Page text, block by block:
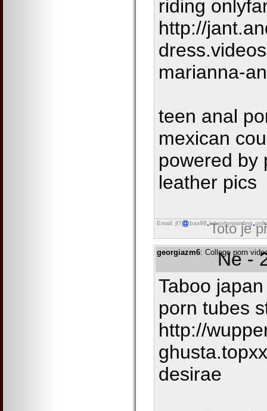
riding
http://
marianna-
teen anal
mexican
powered by
leather pics
Email: jf7 bax98 inboxforwarding
Toto je
georgiazm6: College porn
Ne -
Taboo
porn tubes
http://
desirae